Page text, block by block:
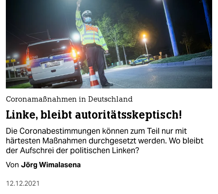
Coronamaßnahmen in Deutschland
Linke, bleibt autoritätsskeptisch!
Die Coronabestimmungen können zum Teil nur mit
härtesten Maßnahmen durchgesetzt werden. Wo bleibt
der Aufschrei der politischen Linken?
Von Jörg Wimalasena
12.12.2021